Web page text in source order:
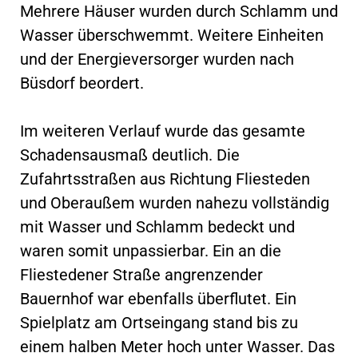
Mehrere Häuser wurden durch Schlamm und
Wasser überschwemmt. Weitere Einheiten
und der Energieversorger wurden nach
Büsdorf beordert.
Im weiteren Verlauf wurde das gesamte
Schadensausmaß deutlich. Die
Zufahrtsstraßen aus Richtung Fliesteden
und Oberaußem wurden nahezu vollständig
mit Wasser und Schlamm bedeckt und
waren somit unpassierbar. Ein an die
Fliestedener Straße angrenzender
Bauernhof war ebenfalls überflutet. Ein
Spielplatz am Ortseingang stand bis zu
einem halben Meter hoch unter Wasser. Das